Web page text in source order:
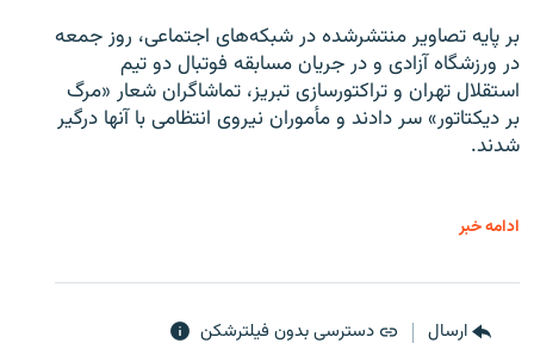
بر پایه تصاویر منتشرشده در شبکه‌های اجتماعی، روز جمعه
در ورزشگاه آزادی و در جریان مسابقه فوتبال دو تیم
استقلال تهران و تراکتورسازی تبریز، تماشاگران شعار «مرگ
بر دیکتاتور» سر دادند و مأموران نیروی انتظامی با آنها درگیر
شدند.
ادامه خبر
ارسال دسترسی بدون فیلترشکن